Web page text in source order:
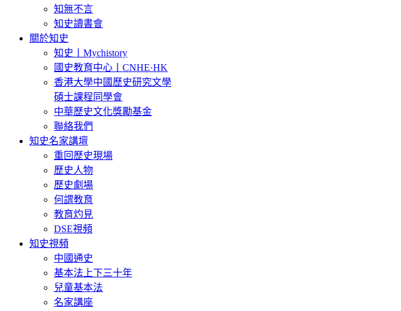
知無不言
知史讀書會
關於知史
知史丨Mychistory
國史教育中心丨CNHE·HK
香港大學中國歷史研究文學
碩士課程同學會
中華歷史文化獎勵基金
聯絡我們
知史名家講壇
重回歷史現場
歷史人物
歷史劇場
何謂教育
教育灼見
DSE視頻
知史視頻
中國通史
基本法上下三十年
兒童基本法
名家講座